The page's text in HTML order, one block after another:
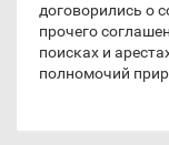
договорились о
прочего
поисках и
полномочий